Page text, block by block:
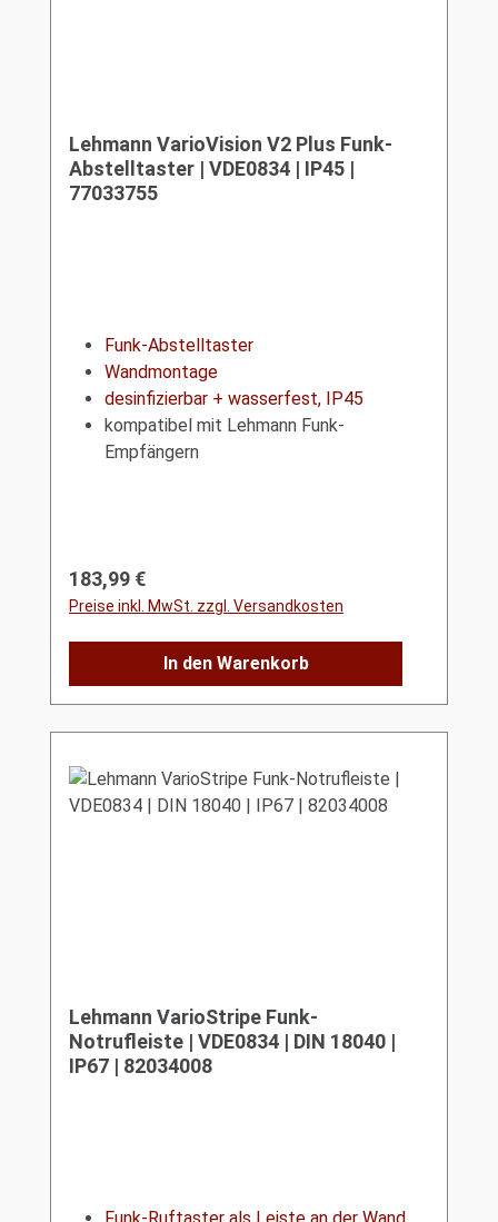
Lehmann VarioVision V2 Plus Funk-
Abstelltaster | VDE0834 | IP45 |
77033755
Funk-Abstelltaster
Wandmontage
desinfizierbar + wasserfest, IP45
kompatibel mit Lehmann Funk-
Empfängern
Regulärer Preis:
183,99 €
Preise inkl. MwSt. zzgl. Versandkosten
In den Warenkorb
Lehmann VarioStripe Funk-
Notrufleiste | VDE0834 | DIN 18040 |
IP67 | 82034008